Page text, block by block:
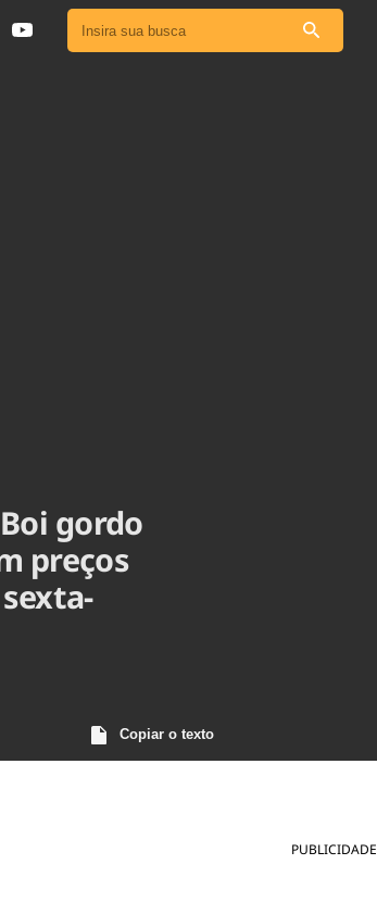
Ver todas as notícias
Agronegócios
Brasil
Brasil Mineral
Ciência & Tecnologia
gordo
preços
Copiar o texto
PUBLICIDADE